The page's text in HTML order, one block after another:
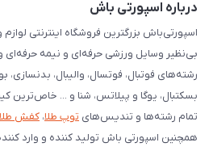
درباره اسپورتی باش
اسپورتی‌باش بزرگترین فروشگاه اینترنتی
بی‌نظیر وسایل ورزشی حرفه‌ای و نیمه حرفه‌ای
رشته‌های فوتبال، فوتسال، والیبال، بدنسازی،
بسکتبال، یوگا و پیلاتس، شنا و ... خاص‌ترین
تمام رشته‌ها و تندیس‌های توپ طلا، کفش طلا
همچنین اسپورتی باش تولید کننده و وارد